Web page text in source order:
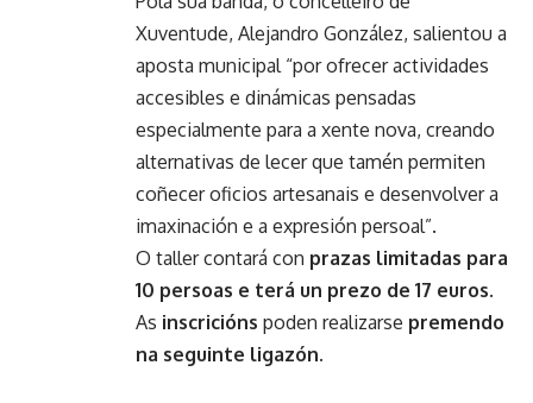
Xuventude, Alejandro González, salientou a
aposta municipal “por ofrecer actividades
accesibles e dinámicas pensadas
especialmente para a xente nova, creando
alternativas de lecer que tamén permiten
coñecer oficios artesanais e desenvolver a
imaxinación e a expresión persoal”.
O taller contará con prazas limitadas para
10 persoas e terá un prezo de 17 euros.
As inscricións poden realizarse premendo
na seguinte ligazón.